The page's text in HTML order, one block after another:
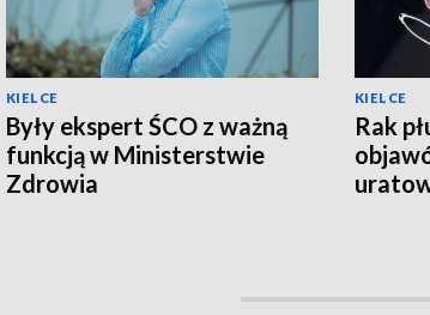
KIELCE
Były ekspert ŚCO z ważną
funkcją w Ministerstwie
Zdrowia
KIELCE
Rak